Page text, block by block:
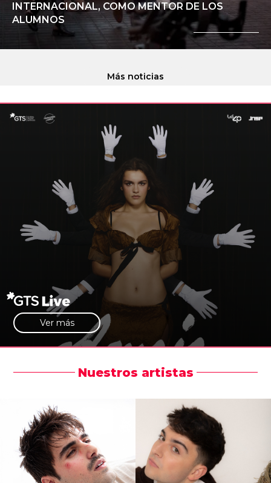
INTERNACIONAL, COMO MENTOR DE LOS
ALUMNOS
Más noticias
Ver más
Nuestros artistas